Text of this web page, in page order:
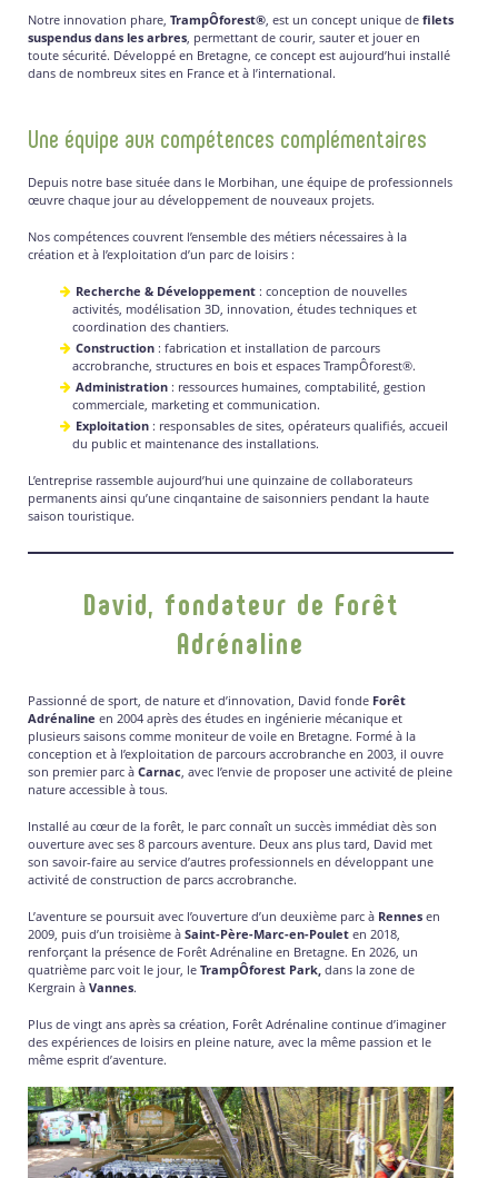
Notre innovation phare, TrampÔforest®, est un concept unique de filets
suspendus dans les arbres, permettant de courir, sauter et jouer en
toute sécurité. Développé en Bretagne, ce concept est aujourd’hui installé
dans de nombreux sites en France et à l’international.
Une équipe aux compétences complémentaires
Depuis notre base située dans le Morbihan, une équipe de professionnels
œuvre chaque jour au développement de nouveaux projets.
Nos compétences couvrent l’ensemble des métiers nécessaires à la
création et à l’exploitation d’un parc de loisirs :
Recherche & Développement : conception de nouvelles
activités, modélisation 3D, innovation, études techniques et
coordination des chantiers.
Construction : fabrication et installation de parcours
accrobranche, structures en bois et espaces TrampÔforest®.
Administration : ressources humaines, comptabilité, gestion
commerciale, marketing et communication.
Exploitation : responsables de sites, opérateurs qualifiés, accueil
du public et maintenance des installations.
L’entreprise rassemble aujourd’hui une quinzaine de collaborateurs
permanents ainsi qu’une cinqantaine de saisonniers pendant la haute
saison touristique.
David, fondateur de Forêt
Adrénaline
Passionné de sport, de nature et d’innovation, David fonde Forêt
Adrénaline en 2004 après des études en ingénierie mécanique et
plusieurs saisons comme moniteur de voile en Bretagne. Formé à la
conception et à l’exploitation de parcours accrobranche en 2003, il ouvre
son premier parc à Carnac , avec l’envie de proposer une activité de pleine
nature accessible à tous.
Installé au cœur de la forêt, le parc connaît un succès immédiat dès son
ouverture avec ses 8 parcours aventure. Deux ans plus tard, David met
son savoir-faire au service d’autres professionnels en développant une
activité de construction de parcs accrobranche.
L’aventure se poursuit avec l’ouverture d’un deuxième parc à Rennes en
2009, puis d’un troisième à Saint-Père-Marc-en-Poulet en 2018,
renforçant la présence de Forêt Adrénaline en Bretagne. En 2026, un
quatrième parc voit le jour, le TrampÔforest Park, dans la zone de
Kergrain à Vannes.
Plus de vingt ans après sa création, Forêt Adrénaline continue d’imaginer
des expériences de loisirs en pleine nature, avec la même passion et le
même esprit d’aventure.